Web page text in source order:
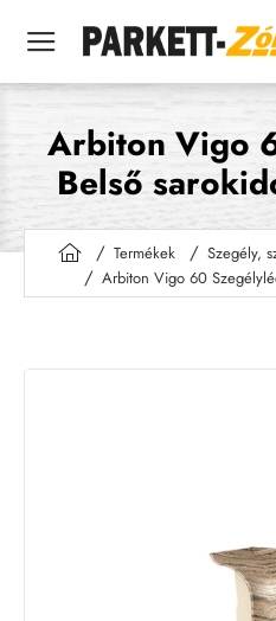
Arbiton Vigo
Belső
h
Termékek Szegély,
Arbiton Vigo 60